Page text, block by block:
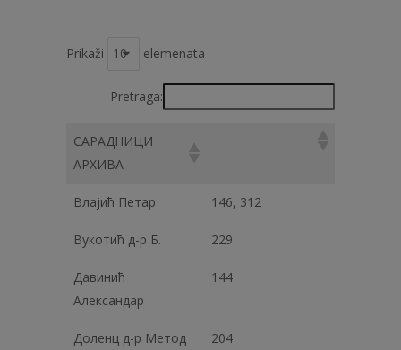
Prikaži elemenata
Pretraga:
САРАДНИЦИ
АРХИВА
Влајић Петар 146, 312
Вукотић д-р Б. 229
Давинић
Александар
144
Доленц д-р Метод 204